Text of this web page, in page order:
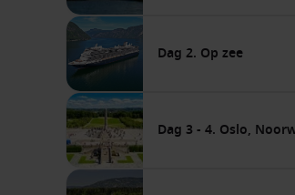
Dag 2. Op zee
Dag 3 - 4. Oslo,